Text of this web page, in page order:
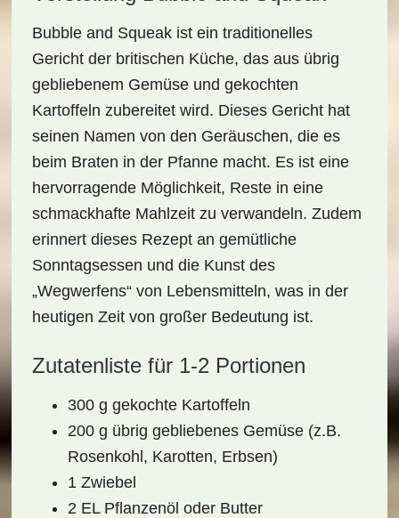
Bubble and Squeakist ein traditionelles
Gericht der britischen Küche, das aus übrig
gebliebenem Gemüseund gekochten
Kartoffeln zubereitet wird. Dieses Gericht hat
seinen Namen von den Geräuschen, die es
beim Braten in der Pfanne macht. Es ist eine
hervorragende Möglichkeit, Reste in eine
schmackhafte Mahlzeit zu verwandeln. Zudem
erinnert dieses Rezept an gemütliche
Sonntagsessen und die Kunst des
„Wegwerfens“ von Lebensmitteln, was in der
heutigen Zeit von großer Bedeutung ist.
Zutatenliste für 1-2 Portionen
300 g gekochte Kartoffeln
200 g übrig gebliebenes Gemüse (z.B.
Rosenkohl, Karotten, Erbsen)
1 Zwiebel
2 EL Pflanzenöl oder Butter